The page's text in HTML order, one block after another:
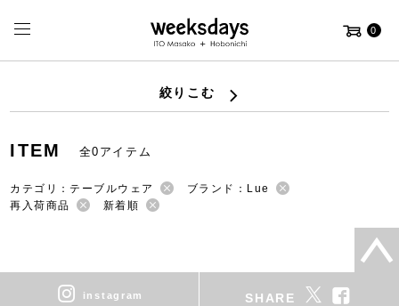
0
絞りこむ
ITEM 全0アイテム
カテゴリ：テーブルウェア
ブランド：Lue
再入荷商品
新着順
instagram SHARE